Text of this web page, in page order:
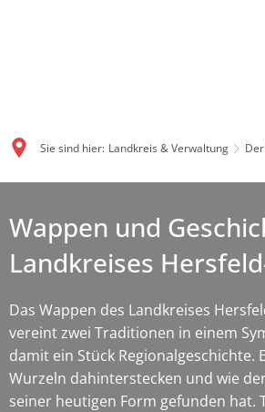
Sie sind hier: Landkreis & Verwaltung
Wappen und
Landkreises
Das Wappen des Landkreises
vereint zwei Traditionen in einem
damit ein Stück Regionalgeschichte.
Wurzeln dahinterstecken und wie
seiner heutigen Form gefunden hat.